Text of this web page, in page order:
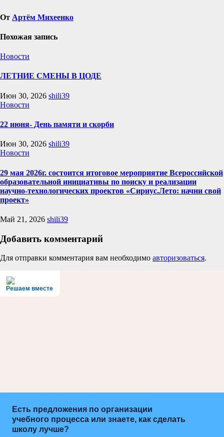
От Артём Михеенко
Похожая запись
Новости
ЛЕТНИЕ СМЕНЫ В ЦОДЕ
Июн 30, 2026 shili39
Новости
22 июня- День памяти и скорби
Июн 30, 2026 shili39
Новости
29 мая 2026г. состоится итоговое мероприятие Всероссийской
образовательной инициативы по поиску и реализации
научно-технологических проектов «Сириус.Лето: начни свой
проект»
Май 21, 2026 shili39
Добавить комментарий
Для отправки комментария вам необходимо авторизоваться.
Решаем вместе
Есть предложения по организации
учебного процесса или знаете, как сделать
школу лучше?